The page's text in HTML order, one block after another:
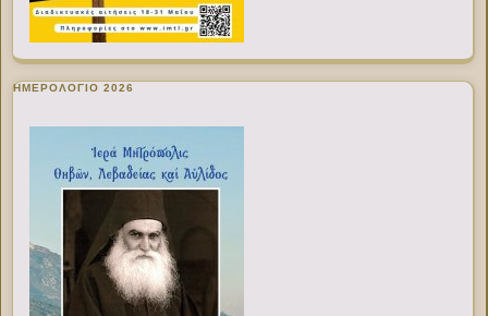
ΗΜΕΡΟΛΟΓΙΟ 2026